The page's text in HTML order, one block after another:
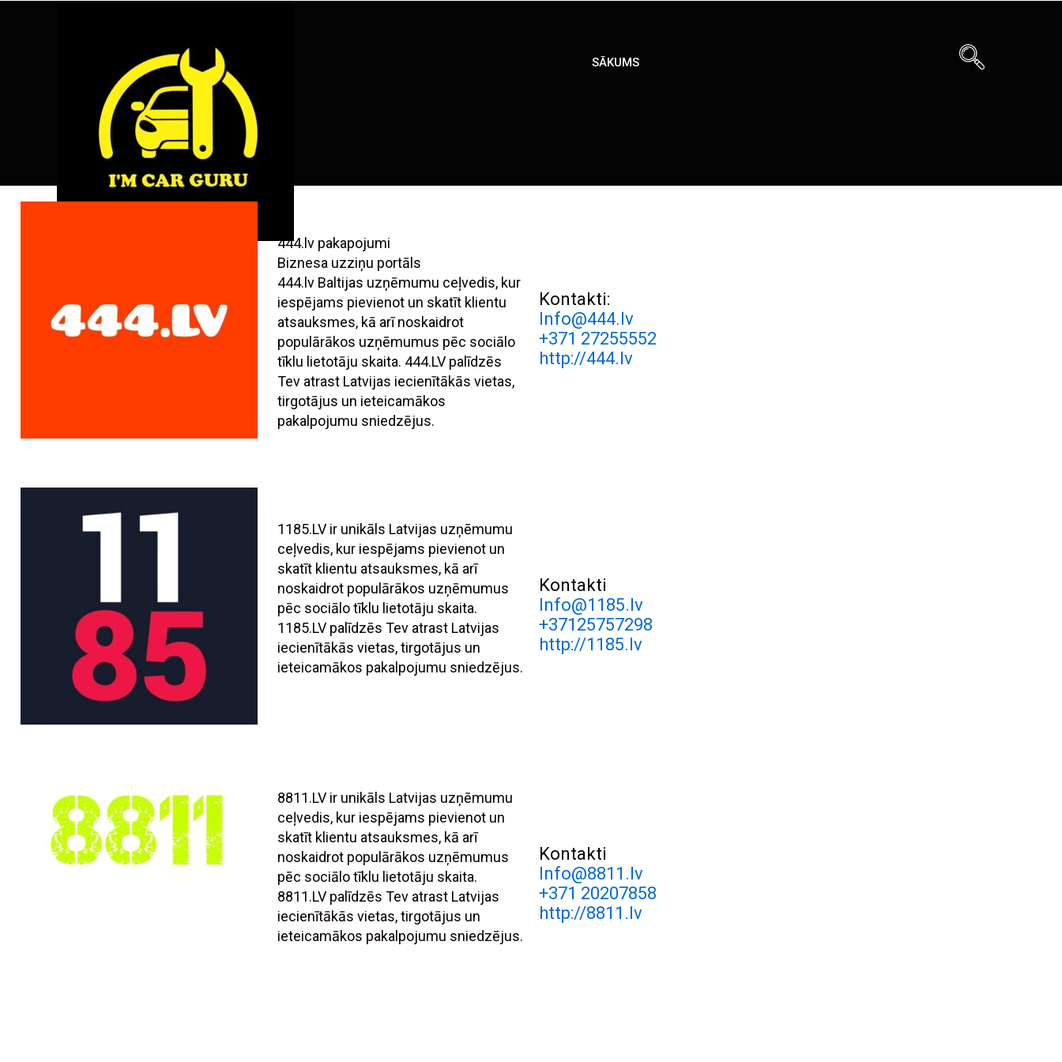
SĀKUMS
444.lv pakapojumi
Biznesa uzziņu portāls
444.lv Baltijas uzņēmumu ceļvedis, kur
iespējams pievienot un skatīt klientu
atsauksmes, kā arī noskaidrot
populārākos uzņēmumus pēc sociālo
tīklu lietotāju skaita. 444.LV palīdzēs
Tev atrast Latvijas iecienītākās vietas,
tirgotājus un ieteicamākos
pakalpojumu sniedzējus.
Kontakti:
Info@444.lv
+371 27255552
http://444.lv
1185.LV ir unikāls Latvijas uzņēmumu
ceļvedis, kur iespējams pievienot un
skatīt klientu atsauksmes, kā arī
noskaidrot populārākos uzņēmumus
pēc sociālo tīklu lietotāju skaita.
1185.LV palīdzēs Tev atrast Latvijas
iecienītākās vietas, tirgotājus un
ieteicamākos pakalpojumu sniedzējus.
Kontakti
Info@1185.lv
+37125757298
http://1185.lv
8811.LV ir unikāls Latvijas uzņēmumu
ceļvedis, kur iespējams pievienot un
skatīt klientu atsauksmes, kā arī
noskaidrot populārākos uzņēmumus
pēc sociālo tīklu lietotāju skaita.
8811.LV palīdzēs Tev atrast Latvijas
iecienītākās vietas, tirgotājus un
ieteicamākos pakalpojumu sniedzējus.
Kontakti
Info@8811.lv
+371 20207858
http://8811.lv